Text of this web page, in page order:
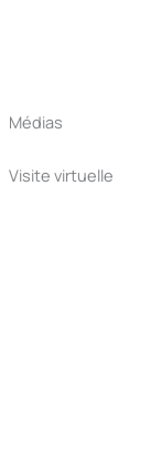
Médias
Visite virtuelle